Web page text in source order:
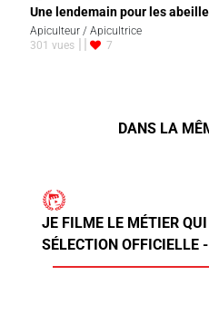
Une lendemain pour les
Apiculteur / Apicultrice
301 vues
7
DANS LA
JE FILME LE MÉTIER
SÉLECTION OFFICIELLE